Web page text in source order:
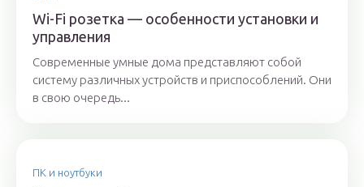
Wi-Fi розетка — особенности установки и
управления
Современные умные дома представляют собой
систему различных устройств и приспособлений. Они
в свою очередь...
ПК и ноутбуки